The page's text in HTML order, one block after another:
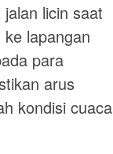
licin saat
lapangan
para
arus
kondisi cuaca